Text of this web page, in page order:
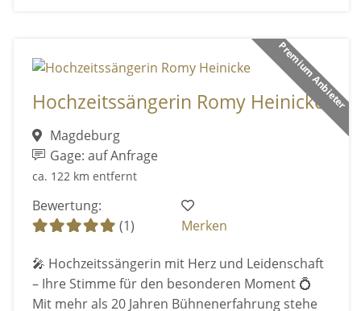
Premium Anbieter
Hochzeitssängerin Romy Heinicke
Magdeburg
Gage: auf Anfrage
ca. 122 km entfernt
Bewertung:
(1)
Merken
🎤 Hochzeitssängerin mit Herz und Leidenschaft
– Ihre Stimme für den besonderen Moment 💍
Mit mehr als 20 Jahren Bühnenerfahrung stehe